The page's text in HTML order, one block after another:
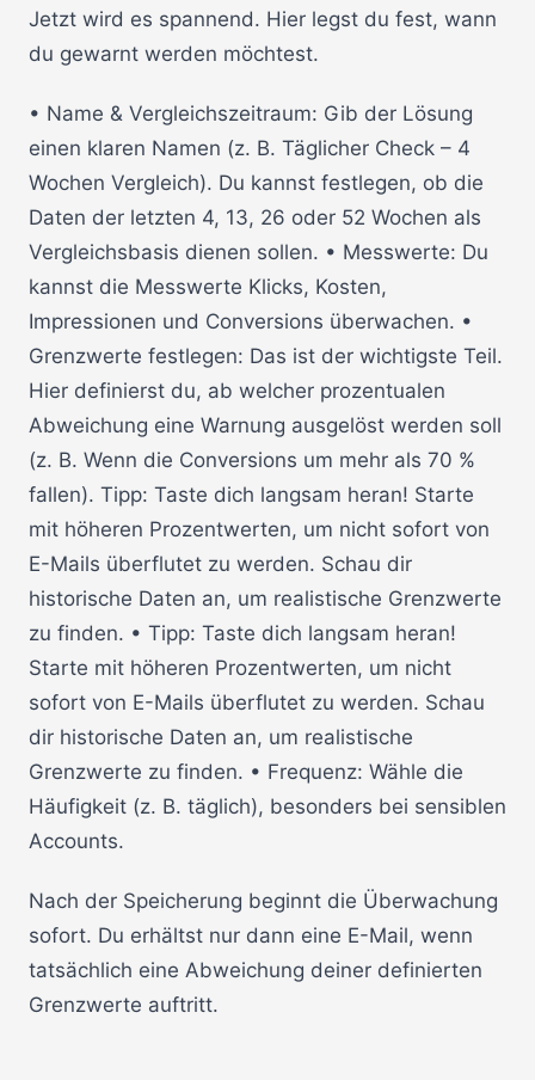
Jetzt wird es spannend. Hier legst du fest, wann
du gewarnt werden möchtest.
• Name & Vergleichszeitraum: Gib der Lösung
einen klaren Namen (z. B. Täglicher Check – 4
Wochen Vergleich). Du kannst festlegen, ob die
Daten der letzten 4, 13, 26 oder 52 Wochen als
Vergleichsbasis dienen sollen. • Messwerte: Du
kannst die Messwerte Klicks, Kosten,
Impressionen und Conversions überwachen. •
Grenzwerte festlegen: Das ist der wichtigste Teil.
Hier definierst du, ab welcher prozentualen
Abweichung eine Warnung ausgelöst werden soll
(z. B. Wenn die Conversions um mehr als 70 %
fallen). Tipp: Taste dich langsam heran! Starte
mit höheren Prozentwerten, um nicht sofort von
E-Mails überflutet zu werden. Schau dir
historische Daten an, um realistische Grenzwerte
zu finden. • Tipp: Taste dich langsam heran!
Starte mit höheren Prozentwerten, um nicht
sofort von E-Mails überflutet zu werden. Schau
dir historische Daten an, um realistische
Grenzwerte zu finden. • Frequenz: Wähle die
Häufigkeit (z. B. täglich), besonders bei sensiblen
Accounts.
Nach der Speicherung beginnt die Überwachung
sofort. Du erhältst nur dann eine E-Mail, wenn
tatsächlich eine Abweichung deiner definierten
Grenzwerte auftritt.